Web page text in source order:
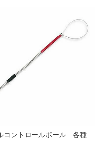
コントロールポール 各種